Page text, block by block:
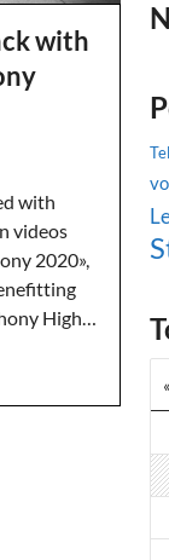
with
with
videos
2020»,
High…